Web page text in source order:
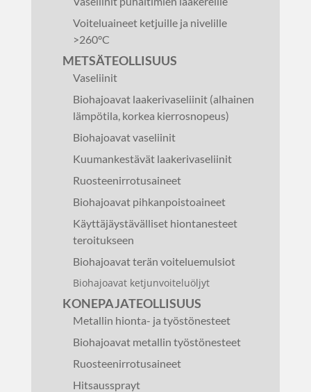
Voiteluaineet ketjuille ja nivelille
>260°C
METSÄTEOLLISUUS
Vaseliinit
Biohajoavat laakerivaseliinit (alhainen
lämpötila, korkea kierrosnopeus)
Biohajoavat vaseliinit
Kuumankestävät laakerivaseliinit
Ruosteenirrotusaineet
Biohajoavat pihkanpoistoaineet
Käyttäjäystävälliset hiontanesteet
teroitukseen
Biohajoavat terän voiteluemulsiot
Biohajoavat ketjunvoiteluöljyt
KONEPAJATEOLLISUUS
Metallin hionta- ja työstönesteet
Biohajoavat metallin työstönesteet
Ruosteenirrotusaineet
Hitsaussprayt